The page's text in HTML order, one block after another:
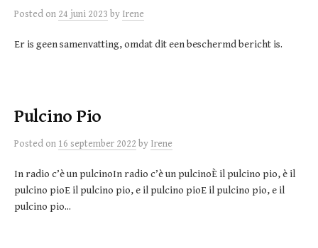
Posted on 24 juni 2023 by Irene
Er is geen samenvatting, omdat dit een beschermd bericht is.
Pulcino Pio
Posted on 16 september 2022 by Irene
In radio c’è un pulcinoIn radio c’è un pulcinoÈ il pulcino pio, è il
pulcino pioE il pulcino pio, e il pulcino pioE il pulcino pio, e il
pulcino pio...